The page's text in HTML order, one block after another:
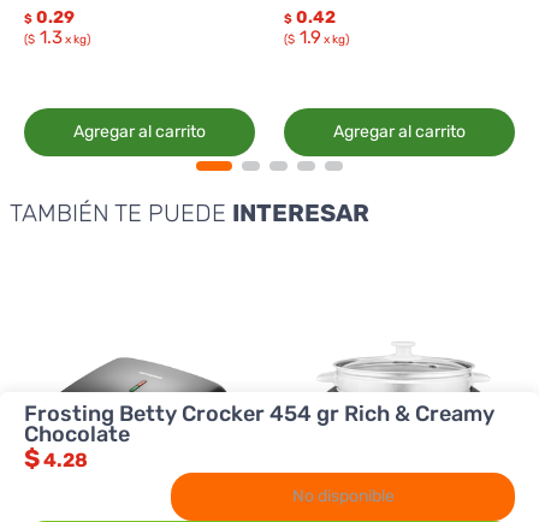
$ 0.29
($ 1.3x kg)
Agregar al carrito
$ 0.42
($ 1.9 x kg)
Agregar al carrito
TAMBIÉN TE PUEDE INTERESAR
Frosting Betty Crocker 454 gr Rich & Creamy
Chocolate
$4.28
No disponible